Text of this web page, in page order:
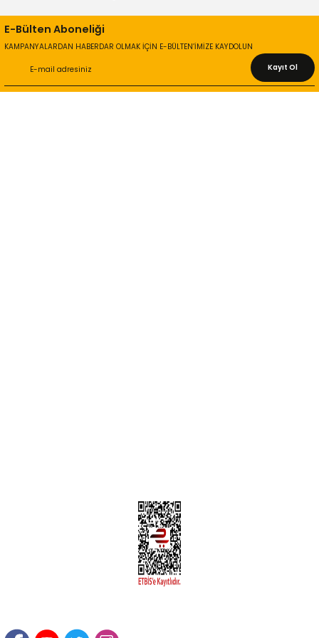
E-Bülten Aboneliği
KAMPANYALARDAN HABERDAR OLMAK İÇİN E-BÜLTEN’İMİZE KAYDOLUN
Kayıt Ol